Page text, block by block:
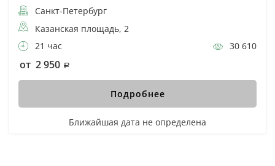
Санкт-Петербург
Казанская площадь, 2
21 час
30 610
от 2 950
Подробнее
Ближайшая дата не определена